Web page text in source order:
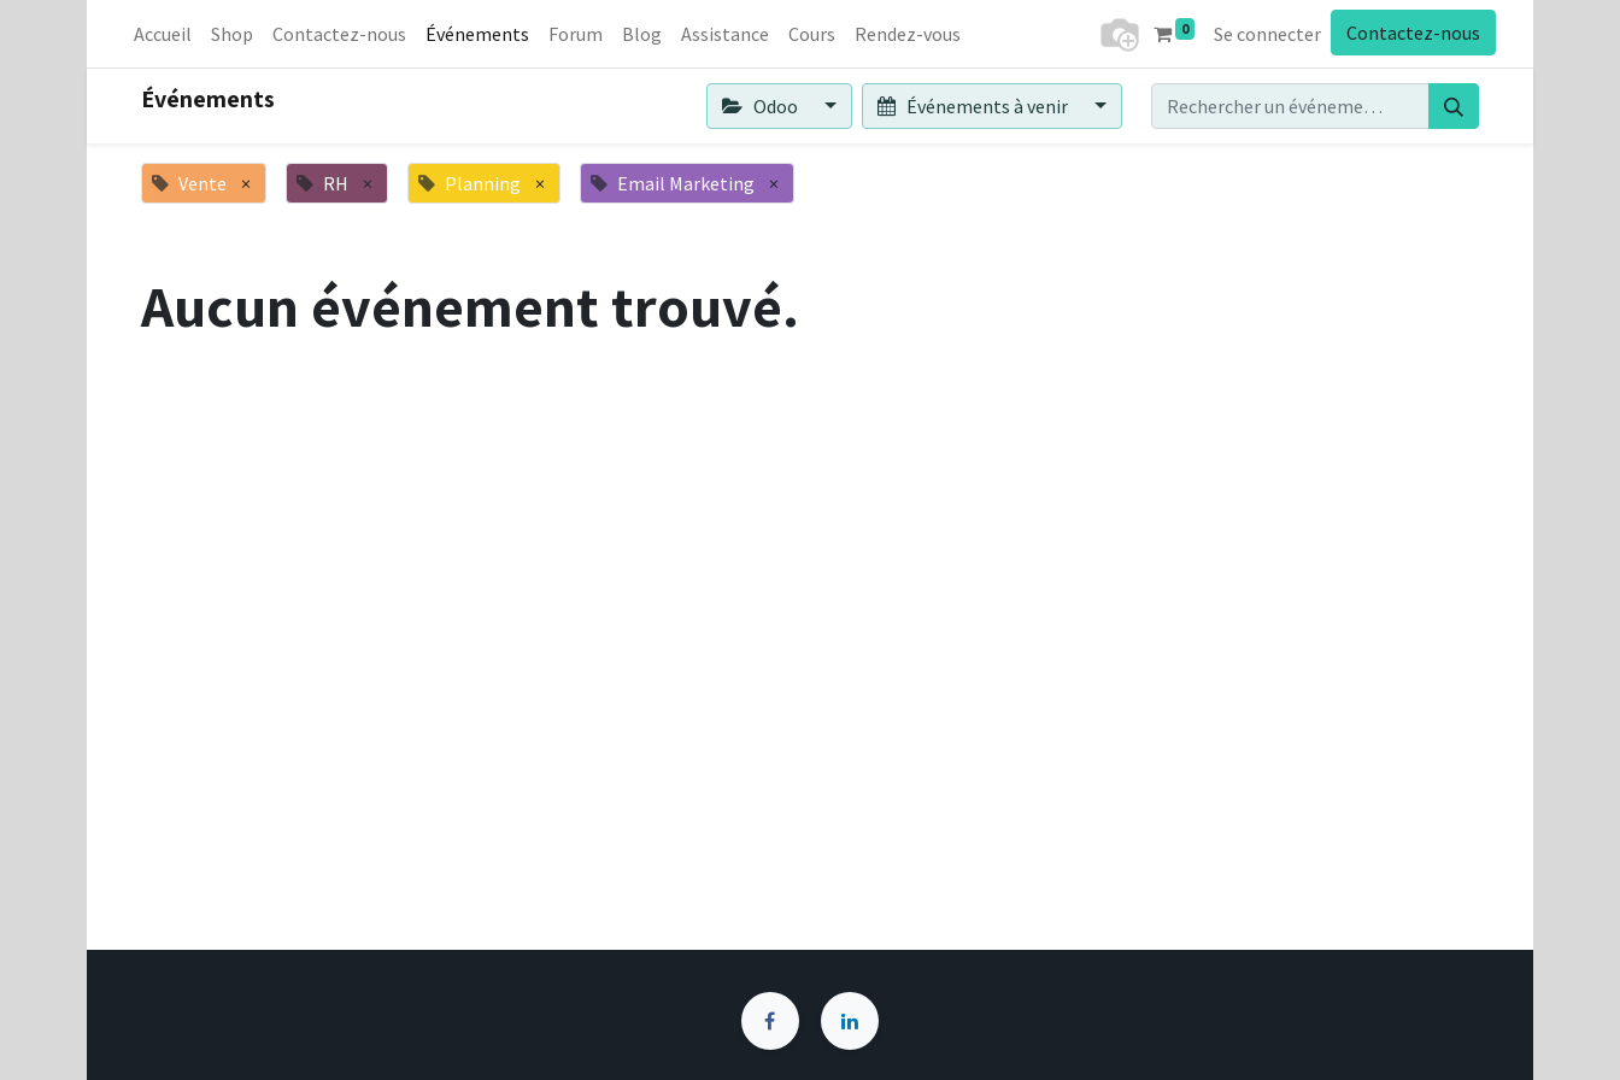
0 Se connecter Contactez-nous
Accueil Shop Contactez-nous Événements Forum Blog Assistance Cours Rendez-vous
Événements Odoo Événements à venir
Vente × RH × Planning × Email Marketing ×
Aucun événement trouvé.